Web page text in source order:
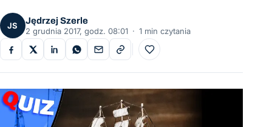
JS
Jędrzej Szerle
2 grudnia 2017, godz. 08:01 · 1 min czytania
Do ulubionych